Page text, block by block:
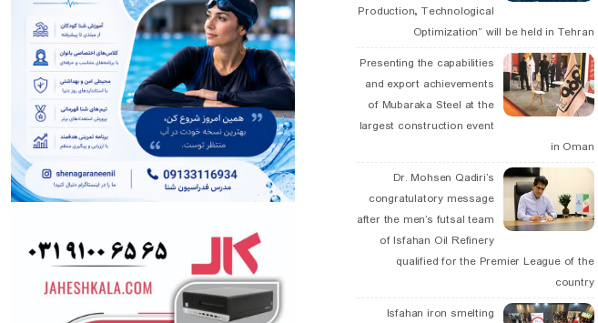
Production, Technological
Optimization” will be held in Tehran
Presenting the capabilities
and export achievements
of Mubaraka Steel at the
largest construction event
in Oman
Dr. Mohsen Qadiri’s
congratulatory message
after the men’s futsal team
of Isfahan Oil Refinery
qualified for the Premier League of the
country
Isfahan iron smelting